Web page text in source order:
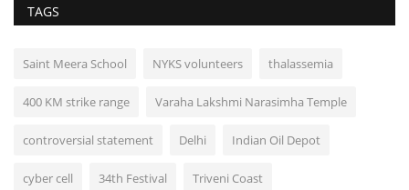
TAGS
Saint Meera School NYKS volunteers thalassemia
400 KM strike range Varaha Lakshmi Narasimha Temple
controversial statement Delhi Indian Oil Depot
cyber cell 34th Festival Triveni Coast